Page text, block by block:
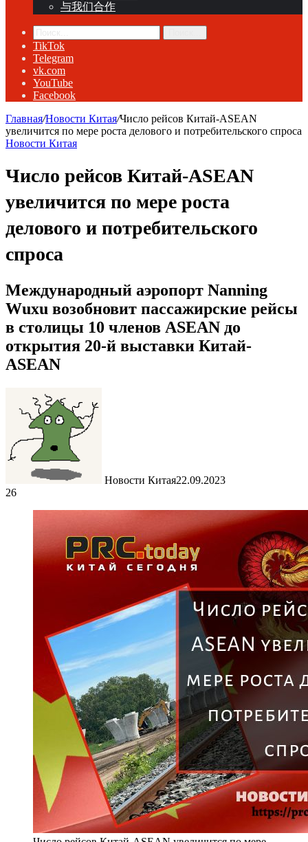
与我们合作
TikTok
Telegram
vk.com
YouTube
Facebook
Главная/Новости Китая/Число рейсов Китай-ASEAN
увеличится по мере роста делового и потребительского спроса
Новости Китая
Число рейсов Китай-ASEAN
увеличится по мере роста
делового и потребительского
спроса
Международный аэропорт Nanning
Wuxu возобновит пассажирские рейсы
в столицы 10 членов ASEAN до
открытия 20-й выставки Китай-
ASEAN
Новости Китая22.09.2023
26